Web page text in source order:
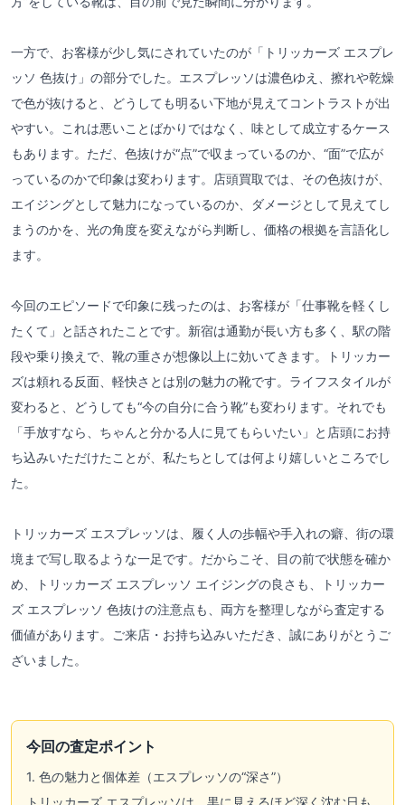
一方で、お客様が少し気にされていたのが「トリッカーズ エスプレ
ッソ 色抜け」の部分でした。エスプレッソは濃色ゆえ、擦れや乾燥
で色が抜けると、どうしても明るい下地が見えてコントラストが出
やすい。これは悪いことばかりではなく、味として成立するケース
もあります。ただ、色抜けが“点”で収まっているのか、“面”で広が
っているのかで印象は変わります。店頭買取では、その色抜けが、
エイジングとして魅力になっているのか、ダメージとして見えてし
まうのかを、光の角度を変えながら判断し、価格の根拠を言語化し
ます。
今回のエピソードで印象に残ったのは、お客様が「仕事靴を軽くし
たくて」と話されたことです。新宿は通勤が長い方も多く、駅の階
段や乗り換えで、靴の重さが想像以上に効いてきます。トリッカー
ズは頼れる反面、軽快さとは別の魅力の靴です。ライフスタイルが
変わると、どうしても“今の自分に合う靴”も変わります。それでも
「手放すなら、ちゃんと分かる人に見てもらいたい」と店頭にお持
ち込みいただけたことが、私たちとしては何より嬉しいところでし
た。
トリッカーズ エスプレッソは、履く人の歩幅や手入れの癖、街の環
境まで写し取るような一足です。だからこそ、目の前で状態を確か
め、トリッカーズ エスプレッソ エイジングの良さも、トリッカー
ズ エスプレッソ 色抜けの注意点も、両方を整理しながら査定する
価値があります。ご来店・お持ち込みいただき、誠にありがとうご
ざいました。
今回の査定ポイント
1. 色の魅力と個体差（エスプレッソの“深さ”）
トリッカーズ エスプレッソは、黒に見えるほど深く沈む日も